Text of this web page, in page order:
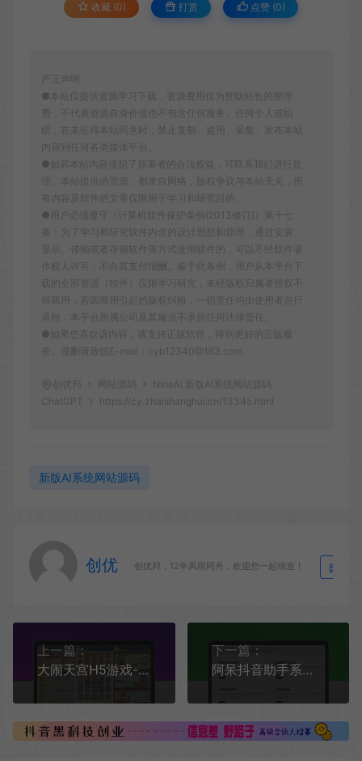
收藏 (0) 打赏 点赞 (0)
严正声明：
●本站仅提供资源学习下载，资源费用仅为赞助站长的整理
费，不代表资源自身价值也不包含任何服务。任何个人或组
织，在未征得本站同意时，禁止复制、盗用、采集、发布本站
内容到任何各类媒体平台。
●如若本站内容侵犯了原著者的合法权益，可联系我们进行处
理。本站提供的资源，都来自网络，版权争议与本站无关，所
有内容及软件的文章仅限用于学习和研究目的。
●用户必须遵守《计算机软件保护条例(2013修订)》第十七
条：为了学习和研究软件内含的设计思想和原理，通过安装、
显示、传输或者存储软件等方式使用软件的，可以不经软件著
作权人许可，不向其支付报酬。鉴于此条例，用户从本平台下
载的全部资源（软件）仅限学习研究，未经版权归属者授权不
得商用，若因商用引起的版权纠纷，一切责任均由使用者自行
承担，本平台所属公司及其雇员不承担任何法律责任。
●如果您喜欢该内容，请支持正版软件，得到更好的正版服
务。侵删请致信E-mail：cyb12340@163.com
创优邦 网站源码
NineAi 新版AI系统网站源码
ChatGPT
https://cy.zhaishanghui.cn/13345.html
新版AI系统网站源码
创优 创优邦，12年风雨同舟，欢迎您一起缔造！
上一篇：
大闹天宫H5游戏--三网通用换皮版本 提供通用视频教程 方便学习WIN平台手工服务端 并支持GM充值后台
下一篇：
阿呆抖音助手系统源码